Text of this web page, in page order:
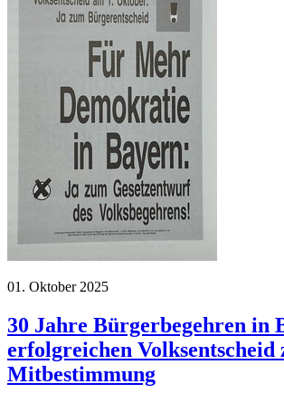
01. Oktober 2025
30 Jahre Bürgerbegehren in
erfolgreichen Volksentscheid
Mitbestimmung